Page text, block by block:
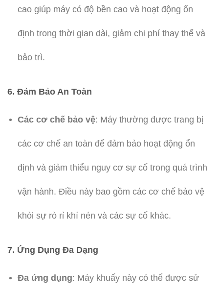
cao giúp máy có độ bền cao và hoạt động ổn
định trong thời gian dài, giảm chi phí thay thế và
bảo trì.
6. Đảm Bảo An Toàn
Các cơ chế bảo vệ: Máy thường được trang bị
các cơ chế an toàn để đảm bảo hoạt động ổn
định và giảm thiểu nguy cơ sự cố trong quá trình
vận hành. Điều này bao gồm các cơ chế bảo vệ
khỏi sự rò rỉ khí nén và các sự cố khác.
7. Ứng Dụng Đa Dạng
Đa ứng dụng: Máy khuấy này có thể được sử